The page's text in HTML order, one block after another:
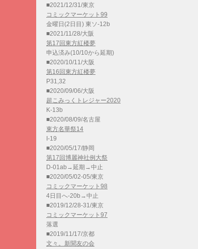
■2021/12/31/東京
コミックマーケット99
金曜日(2日目) 東ソ-12b
■2021/11/28/大阪
第17回東方紅楼夢
申込済み(10/10から延期)
■2020/10/11/大阪
第16回東方紅楼夢
P31,32
■2020/09/06/大阪
超こみっくトレジャー2020
K-13b
■2020/08/09/名古屋
東方名華祭14
I-19
■2020/05/17/静岡
第17回博麗神社例大祭
D-01ab→延期→中止
■2020/05/02-05/東京
コミックマーケット98
4日目へ-20b→中止
■2019/12/28-31/東京
コミックマーケット97
落選
■2019/11/17/京都
文々。新聞友の会